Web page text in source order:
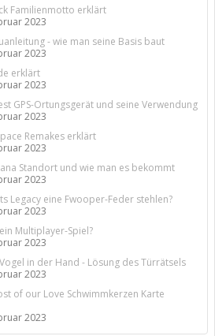
Familienmotto erklärt
2023
- wie man seine Basis baut
2023
erklärt
2023
GPS-Ortungsgerät und seine Verwendung
2023
Remakes erklärt
2023
Standort und wie man es bekommt
2023
Legacy eine Fwooper-Feder stehlen?
2023
Multiplayer-Spiel?
2023
in der Hand - Lösung des Türrätsels
2023
of our Love Schwimmkerzen Karte
2023